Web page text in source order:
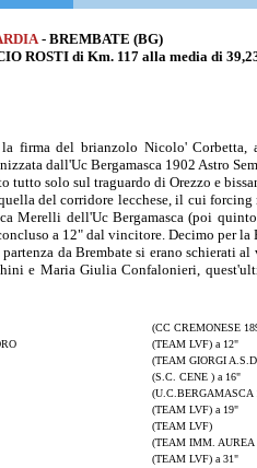
- BREMBATE (BG)
ROSTI di Km. 117 alla media di
firma del brianzolo Nicolo' Corbetta,
dall'Uc Bergamasca 1902 Astro
tutto solo sul traguardo di Orezzo e
del corridore lecchese, il cui
Merelli dell'Uc Bergamasca (poi
a 12" dal vincitore. Decimo per
da Brembate si erano schierati
e Maria Giulia Confalonieri,
(CC CREMONESE
(TEAM LVF) a 12"
(TEAM GIORGI
(S.C. CENE ) a 16"
(U.C.BERGAMASCA
(TEAM LVF) a 19"
(TEAM LVF)
(TEAM IMM. AUREA
(TEAM LVF) a 31"